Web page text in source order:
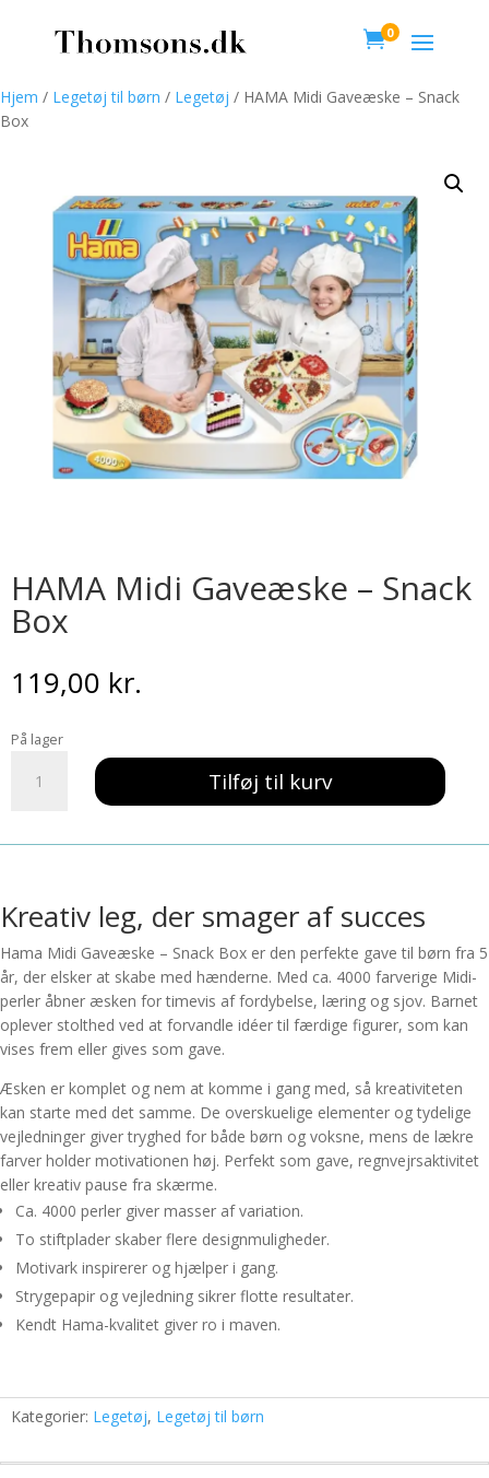
0
Hjem / Legetøj til børn / Legetøj / HAMA Midi Gaveæske – Snack
Box
HAMA Midi Gaveæske – Snack
Box
119,00 kr.
På lager
Midi
antal
Tilføj til kurv
Kreativ leg, der smager af succes
Hama Midi Gaveæske – Snack Box er den perfekte gave til børn fra 5
år, der elsker at skabe med hænderne. Med ca. 4000 farverige Midi-
perler åbner æsken for timevis af fordybelse, læring og sjov. Barnet
oplever stolthed ved at forvandle idéer til færdige figurer, som kan
vises frem eller gives som gave.
Æsken er komplet og nem at komme i gang med, så kreativiteten
kan starte med det samme. De overskuelige elementer og tydelige
vejledninger giver tryghed for både børn og voksne, mens de lækre
farver holder motivationen høj. Perfekt som gave, regnvejrsaktivitet
eller kreativ pause fra skærme.
Ca. 4000 perler giver masser af variation.
To stiftplader skaber flere designmuligheder.
Motivark inspirerer og hjælper i gang.
Strygepapir og vejledning sikrer flotte resultater.
Kendt Hama-kvalitet giver ro i maven.
Kategorier: Legetøj, Legetøj til børn